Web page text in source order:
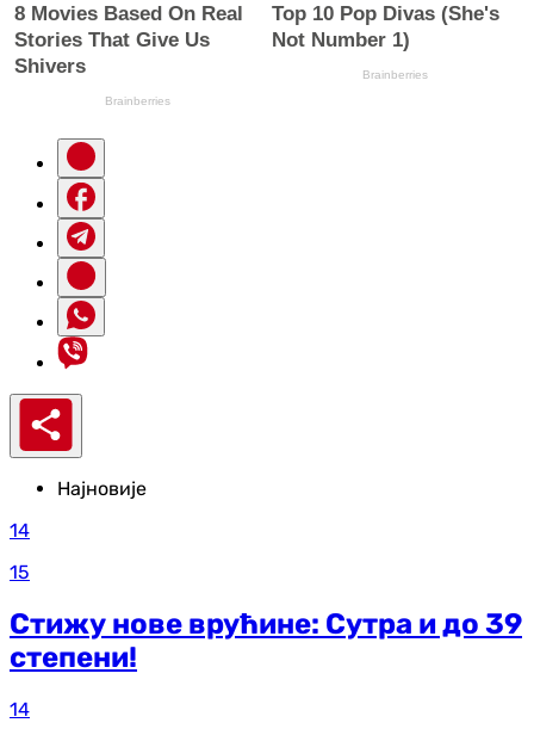
Најновије
14
15
Стижу нове врућине: Сутра и до 39
степени!
14